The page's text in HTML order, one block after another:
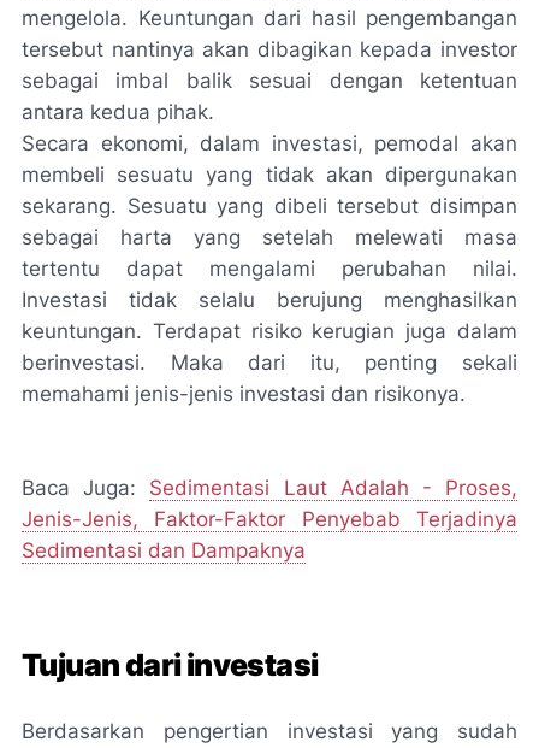
mengelola. Keuntungan dari hasil pengembangan
tersebut nantinya akan dibagikan kepada investor
sebagai imbal balik sesuai dengan ketentuan
antara kedua pihak.
Secara ekonomi, dalam investasi, pemodal akan
membeli sesuatu yang tidak akan dipergunakan
sekarang. Sesuatu yang dibeli tersebut disimpan
sebagai harta yang setelah melewati masa
tertentu dapat mengalami perubahan nilai.
Investasi tidak selalu berujung menghasilkan
keuntungan. Terdapat risiko kerugian juga dalam
berinvestasi. Maka dari itu, penting sekali
memahami jenis-jenis investasi dan risikonya.
Baca Juga: Sedimentasi Laut Adalah - Proses,
Jenis-Jenis, Faktor-Faktor Penyebab Terjadinya
Sedimentasi dan Dampaknya
Tujuan dari investasi
Berdasarkan pengertian investasi yang sudah